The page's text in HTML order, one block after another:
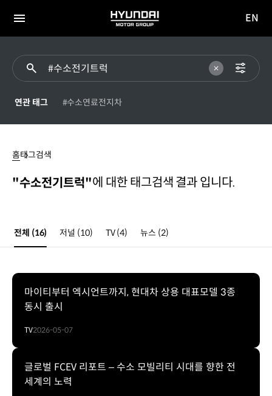
전체
HYUNDAI
MOTOR
이동
EN
연관 태그 #수소연료전지차
홈태그검색
"수소전기트럭"에 대한 태그검색 결과 입니다.
전체 (16) 저널 (10) TV(4) 뉴스 (2)
마이티부터 엑시언트까지, 현대차 상용 대표모델 3종
동시 출시
TV2026-05-07
글로벌 FCEV 리포트 – 수소 모빌리티 시대를 향한 전
세계의 노력